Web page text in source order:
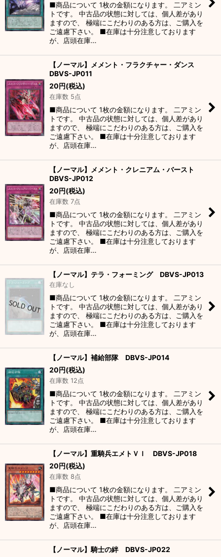
■商品について 1枚の金額になります。 二アミン
トです。 中古品の状態に対しては、個人差があり
ますので、 極端にこだわりのある方は、ご購入を
ご遠慮下さい。 ■在庫は十分注意しております
が、店頭在庫…
【ノーマル】メメント・フラクチャー・ダンス
DBVS-JP011
20円(税込)
在庫数 5点
■商品について 1枚の金額になります。 二アミン
トです。 中古品の状態に対しては、個人差があり
ますので、 極端にこだわりのある方は、ご購入を
ご遠慮下さい。 ■在庫は十分注意しております
が、店頭在庫…
【ノーマル】メメント・クレニアム・バースト
DBVS-JP012
20円(税込)
在庫数 7点
■商品について 1枚の金額になります。 二アミン
トです。 中古品の状態に対しては、個人差があり
ますので、 極端にこだわりのある方は、ご購入を
ご遠慮下さい。 ■在庫は十分注意しております
が、店頭在庫…
【ノーマル】テラ・フォーミング DBVS-JP013
在庫なし
■商品について 1枚の金額になります。 二アミン
トです。 中古品の状態に対しては、個人差があり
ますので、 極端にこだわりのある方は、ご購入を
ご遠慮下さい。 ■在庫は十分注意しております
が、店頭在庫…
【ノーマル】補給部隊 DBVS-JP014
20円(税込)
在庫数 12点
■商品について 1枚の金額になります。 二アミン
トです。 中古品の状態に対しては、個人差があり
ますので、 極端にこだわりのある方は、ご購入を
ご遠慮下さい。 ■在庫は十分注意しております
が、店頭在庫…
【ノーマル】重騎兵エメトＶＩ DBVS-JP018
20円(税込)
在庫数 8点
■商品について 1枚の金額になります。 二アミン
トです。 中古品の状態に対しては、個人差があり
ますので、 極端にこだわりのある方は、ご購入を
ご遠慮下さい。 ■在庫は十分注意しております
が、店頭在庫…
【ノーマル】騎士の絆 DBVS-JP022